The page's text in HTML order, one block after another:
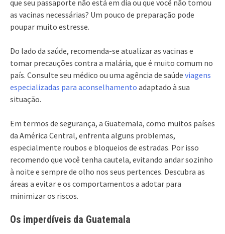
que seu passaporte não está em dia ou que você não tomou
as vacinas necessárias? Um pouco de preparação pode
poupar muito estresse.
Do lado da saúde, recomenda-se atualizar as vacinas e
tomar precauções contra a malária, que é muito comum no
país. Consulte seu médico ou uma agência de saúde viagens
especializadas para aconselhamento adaptado à sua
situação.
Em termos de segurança, a Guatemala, como muitos países
da América Central, enfrenta alguns problemas,
especialmente roubos e bloqueios de estradas. Por isso
recomendo que você tenha cautela, evitando andar sozinho
à noite e sempre de olho nos seus pertences. Descubra as
áreas a evitar e os comportamentos a adotar para
minimizar os riscos.
Os imperdíveis da Guatemala